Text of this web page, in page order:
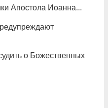
Апостола Иоанна...
о Божественных